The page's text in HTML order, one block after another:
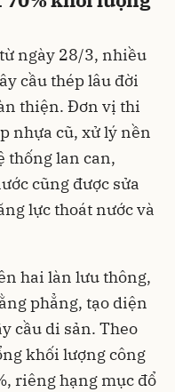
ngày 28/3, nhiều
cầu thép lâu đời
thiện. Đơn vị thi
nhựa cũ, xử lý nền
thống lan can,
cũng được sửa
lực thoát nước và
hai làn lưu thông,
phẳng, tạo diện
cầu di sản. Theo
khối lượng công
riêng hạng mục đổ